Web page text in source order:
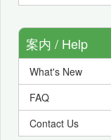
案内 / Help
What's New
FAQ
Contact Us